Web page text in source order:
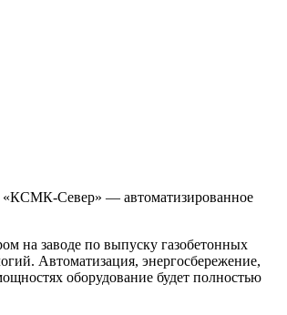
«КСМК-Север» — автоматизированное
на заводе по выпуску газобетонных
Автоматизация, энергосбережение,
оборудование будет полностью